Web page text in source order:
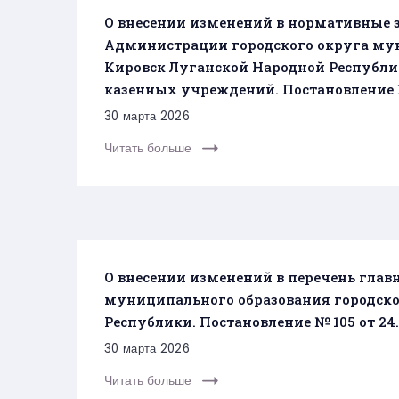
О внесении изменений в нормативные
Администрации городского округа
Кировск Луганской Народной
казенных учреждений. Постановление
30 марта 2026
Читать больше
О внесении изменений в перечень
муниципального образования
Республики. Постановление № 105 от
30 марта 2026
Читать больше